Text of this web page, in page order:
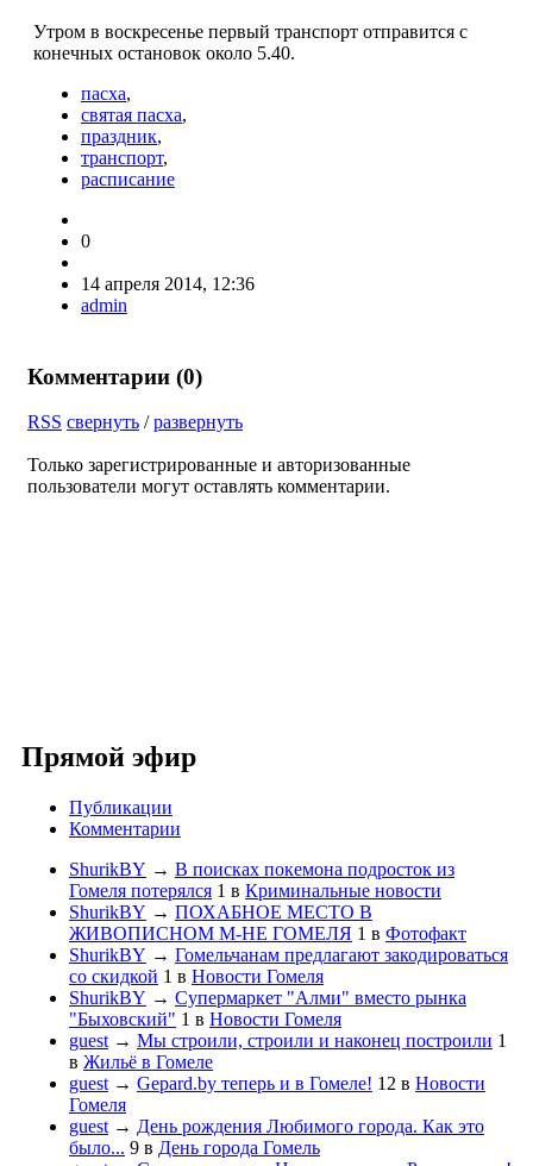
Утром в воскресенье первый транспорт отправится с
конечных остановок около 5.40.
пасха,
святая пасха,
праздник,
транспорт,
расписание
0
14 апреля 2014, 12:36
admin
Комментарии (0)
RSS свернуть /развернуть
Только зарегистрированные и авторизованные
пользователи могут оставлять комментарии.
Прямой эфир
Публикации
Комментарии
ShurikBY → В поисках покемона подросток из
Гомеля потерялся 1 в Криминальные новости
ShurikBY → ПОХАБНОЕ МЕСТО В
ЖИВОПИСНОМ М-НЕ ГОМЕЛЯ 1 в Фотофакт
ShurikBY → Гомельчанам предлагают закодироваться
со скидкой 1 в Новости Гомеля
ShurikBY → Супермаркет "Алми" вместо рынка
"Быховский" 1 в Новости Гомеля
guest → Мы строили, строили и наконец построили 1
в Жильё в Гомеле
guest → Gepard.by теперь и в Гомеле! 12 в Новости
Гомеля
guest → День рождения Любимого города. Как это
было... 9 в День города Гомель